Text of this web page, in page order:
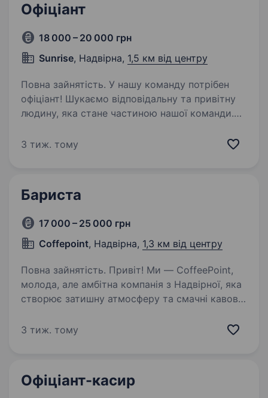
Офіціант
18 000 – 20 000 грн
Sunrise, Надвірна, 1,5 км від центру
Повна зайнятість. У нашу команду потрібен
офіціант! Шукаємо відповідальну та привітну
людину, яка стане частиною нашої команди.
видача замовлень; підтримання чистоти
3 тиж. тому
Бариста
17 000 – 25 000 грн
Соffepoint, Надвірна, 1,3 км від центру
Повна зайнятість. Привіт! Ми — CoffeePoint,
молода, але амбітна компанія з Надвірної, яка
створює затишну атмосферу та смачні кавові
навчитися мистецтву приготування кави,
3 тиж. тому
Офіціант-касир